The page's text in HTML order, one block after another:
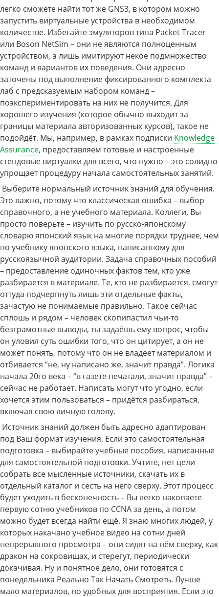
легко сможете найти тот же GNS3, в котором можно
запустить виртуальные устройства в необходимом
количестве. Избегайте эмуляторов типа Packet Tracer
или Boson NetSim – они не являются полноценным
устройством, а лишь имитируют некое подмножество
команд и вариантов их поведения. Они адресно
заточены под выполнение фиксированного комплекта
лаб с предсказуемым набором команд –
поэкспериментировать на них не получится. Для
хорошего изучения (которое обычно выходит за
границы материала авторизованных курсов), такое не
подойдёт. Мы, например, в рамках подписки Knowledge
Assurance, предоставляем готовые и настроенные
стендовые виртуалки для всего, что нужно – это солидно
упрощает процедуру начала самостоятельных занятий.
Выберите нормальный источник знаний для обучения.
Это важно, потому что классическая ошибка – выбор
справочного, а не учебного материала. Коллеги, Вы
просто поверьте – изучить по русско-японскому
словарю японский язык на многие порядки труднее, чем
по учебнику японского языка, написанному для
русскоязычной аудитории. Задача справочных пособий
– предоставление одиночных фактов тем, кто уже
разбирается в материале. Те, кто не разбирается, смогут
оттуда подчерпнуть лишь эти отдельные факты,
зачастую не понимаемые правильно. Такое сейчас
сплошь и рядом – человек скопипастил чьи-то
безграмотные выводы, ты задаёшь ему вопрос, чтобы
он уловил суть ошибки того, что он цитирует, а он не
может понять, потому что он не владеет материалом и
отбивается “не, ну написано же, значит правда”. Логика
начала 20го века – “в газете печатали, значит правда” –
сейчас не работает. Написать могут что угодно, если
хочется этим пользоваться – придётся разбираться,
включая свою личную голову.
Источник знаний должен быть адресно адаптирован
под Ваш формат изучения. Если это самостоятельная
подготовка – выбирайте учебные пособия, написанные
для самостоятельной подготовки. Учтите, нет цели
собрать все мысленные источники, скачать их в
отдельный каталог и сесть на него сверху. Этот процесс
будет уходить в бесконечность – Вы легко накопаете
первую сотню учебников по CCNA за день, а потом
можно будет всегда найти ещё. Я знаю многих людей, у
которых накачано учебное видео на сотни дней
непрерывного просмотра – они сидят на нём сверху, как
дракон на сокровищах, и стерегут, периодически
докачивая. Ну и понятное дело, они готовятся с
понедельника Реально Так Начать Смотреть. Лучше
мало материалов, но удобных для восприятия. Если это